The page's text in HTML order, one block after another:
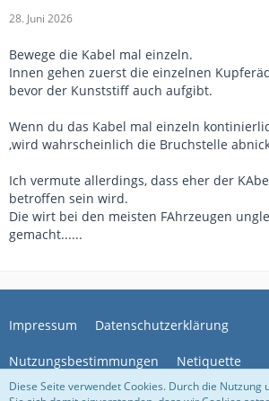
28. Juni 2026
Bewege die Kabel mal einzeln.
Innen gehen zuerst die einzelnen
bevor der Kunststiff auch aufgibt.
Wenn du das Kabel mal einzeln
,wird wahrscheinlich die Bruchstelle
Ich vermute allerdings, dass eher der
betroffen sein wird.
Die wirt bei den meisten FAhrzeugen
gemacht......
Impressum Datenschutzerklärung
Nutzungsbestimmungen Netiquette
Diese Seite verwendet Cookies. Durch die Nutzung